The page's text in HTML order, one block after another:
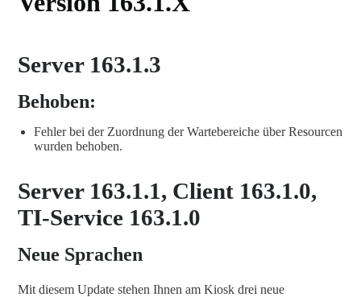
Server 163.1.3
Behoben:
Fehler bei der Zuordnung der Wartebereiche über Resourcen
wurden behoben.
Server 163.1.1, Client 163.1.0,
TI-Service 163.1.0
Neue Sprachen
Mit diesem Update stehen Ihnen am Kiosk drei neue